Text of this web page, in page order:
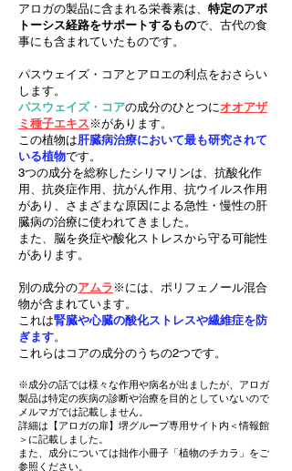
アロガの製品に含まれる栄養素は、 特定のアポ
トーシス経路をサポートするもので、古代の食
事にも含まれていたものです。
パスウェイズ・コアとアロエの利点をおさらい
します。
パスウェイズ・コアの成分のひとつにオオアザ
ミ種子エキス ※があります。
この植物は肝臓病治療において最も研究されて
いる植物です。
3つの成分を総称したシリマリンは、抗酸化作
用、抗炎症作用、抗がん作用、抗ウイルス作用
があり、さまざまな原因による急性・慢性の肝
臓病の治療に使われてきました。
また、脳を炎症や酸化ストレスから守る可能性
があります。
別の成分のアムラ ※には、ポリフェノール混合
物が含まれています。
これは腎臓や心臓の酸化ストレスや繊維症を防
ぎます。
これらはコアの成分のうちの2つです。
※成分の話では様々な作用や病名が出ましたが、アロガ
製品は特定の疾病の診断や治療を目的としていないので
メルマガでは記載しません。
詳細は【アロガの扉】堺グループ専用サイト内＜情報館
＞に記載しました。
また、成分については拙作小冊子「植物のチカラ」をご
参照ください。